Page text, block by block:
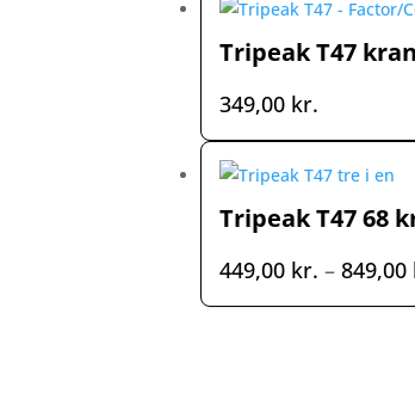
Tripeak T47
349,00 kr.
Tripeak T47 68
449,00 kr. – 849,00